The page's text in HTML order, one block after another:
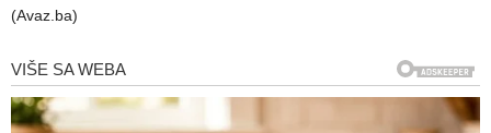
(Avaz.ba)